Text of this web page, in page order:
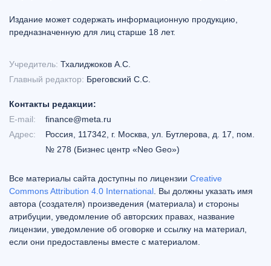
Издание может содержать информационную продукцию,
предназначенную для лиц старше 18 лет.
Учредитель: Тхалиджоков А.С.
Главный редактор: Бреговский С.С.
Контакты редакции:
E-mail:
finance@meta.ru
Адрес:
Россия, 117342, г. Москва, ул. Бутлерова, д. 17, пом.
№ 278 (Бизнес центр «Neo Geo»)
Все материалы сайта доступны по лицензии Creative
Commons Attribution 4.0 International . Вы должны указать имя
автора (создателя) произведения (материала) и стороны
атрибуции, уведомление об авторских правах, название
лицензии, уведомление об оговорке и ссылку на материал,
если они предоставлены вместе с материалом.